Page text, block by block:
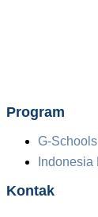
Program
G-
Kontak